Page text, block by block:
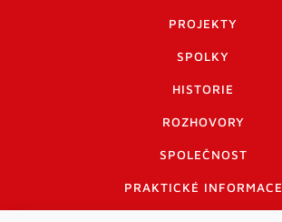
PROJEKTY
SPOLKY
HISTORIE
ROZHOVORY
SPOLEČNOST
PRAKTICKÉ INFORMACE